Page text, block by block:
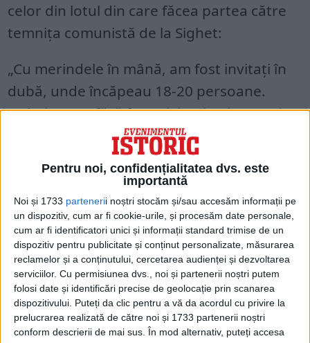
Pentru noi, confidențialitatea dvs. este
importantă
Noi și 1733 partenerii noștri stocăm și/sau accesăm informații pe
un dispozitiv, cum ar fi cookie-urile, și procesăm date personale,
cum ar fi identificatori unici și informații standard trimise de un
dispozitiv pentru publicitate și conținut personalizate, măsurarea
reclamelor și a conținutului, cercetarea audienței și dezvoltarea
serviciilor. Cu permisiunea dvs., noi și partenerii noștri putem
folosi date și identificări precise de geolocație prin scanarea
dispozitivului. Puteți da clic pentru a vă da acordul cu privire la
prelucrarea realizată de către noi și 1733 partenerii noștri
conform descrierii de mai sus. În mod alternativ, puteți accesa
celor din lotul din care făcea partea către
temnița comunistă de la Sighet:
„Cu merindele în mână, am fost invitați în
dubă, unde încăpeau 18-20 persoane.
Dubele erau fără ferești, lumina intra print-
o ventilație de sus. (…)